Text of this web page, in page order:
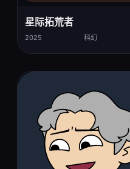
星际拓荒者
2025 科幻